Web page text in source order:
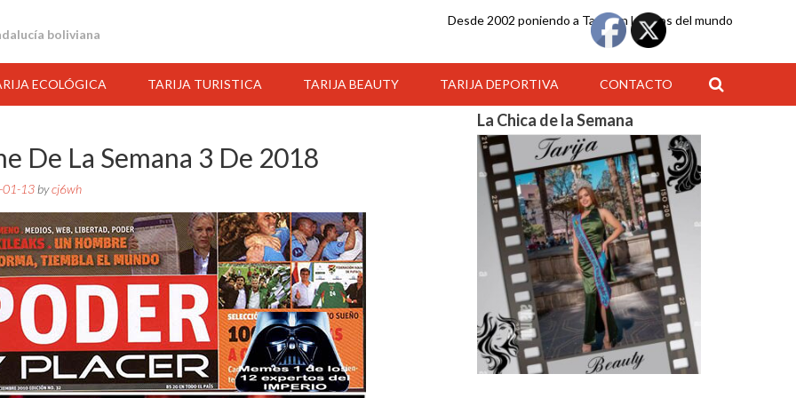
boliviana
Desde 2002 poniendo a Tarija en los ojos del mundo
ECOLÓGICA TARIJA TURISTICA TARIJA BEAUTY TARIJA DEPORTIVA CONTACTO
De La Semana 3 De 2018
01-13bycj6wh
16:00 17:00 18:00 19:00 20:00 21:00 22:00 00:00 01:00 02:00 03:00 04:00
La Chica de la Semana